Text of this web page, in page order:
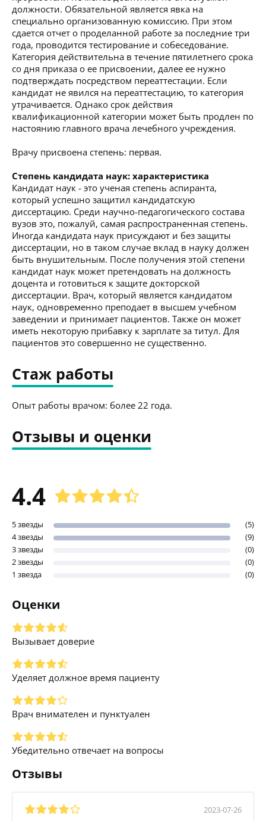
должности. Обязательной является явка на
специально организованную комиссию. При этом
сдается отчет о проделанной работе за последние три
года, проводится тестирование и собеседование.
Категория действительна в течение пятилетнего срока
со дня приказа о ее присвоении, далее ее нужно
подтверждать посредством переаттестации. Если
кандидат не явился на переаттестацию, то категория
утрачивается. Однако срок действия
квалификационной категории может быть продлен по
настоянию главного врача лечебного учреждения.
Врачу присвоена степень: первая.
Степень кандидата наук: характеристика
Кандидат наук - это ученая степень аспиранта,
который успешно защитил кандидатскую
диссертацию. Среди научно-педагогического состава
вузов это, пожалуй, самая распространенная степень.
Иногда кандидата наук присуждают и без защиты
диссертации, но в таком случае вклад в науку должен
быть внушительным. После получения этой степени
кандидат наук может претендовать на должность
доцента и готовиться к защите докторской
диссертации. Врач, который является кандидатом
наук, одновременно преподает в высшем учебном
заведении и принимает пациентов. Также он может
иметь некоторую прибавку к зарплате за титул. Для
пациентов это совершенно не существенно.
Стаж работы
Опыт работы врачом: более 22 года.
Отзывы и оценки
4.4
5 звезды
(5)
4 звезды
(9)
3 звезды
(0)
2 звезды
(0)
1 звезда
(0)
Оценки
Вызывает доверие
Уделяет должное время пациенту
Врач внимателен и пунктуален
Убедительно отвечает на вопросы
Отзывы
2023-07-26